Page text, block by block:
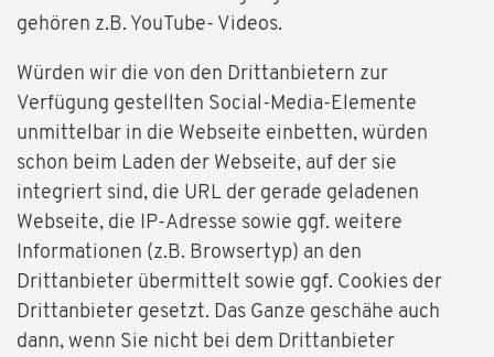
gehören z.B. YouTube- Videos.
Würden wir die von den Drittanbietern zur
Verfügung gestellten Social-Media-Elemente
unmittelbar in die Webseite einbetten, würden
schon beim Laden der Webseite, auf der sie
integriert sind, die URL der gerade geladenen
Webseite, die IP-Adresse sowie ggf. weitere
Informationen (z.B. Browsertyp) an den
Drittanbieter übermittelt sowie ggf. Cookies der
Drittanbieter gesetzt. Das Ganze geschähe auch
dann, wenn Sie nicht bei dem Drittanbieter